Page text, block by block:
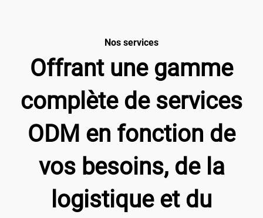
Nos services
Offrant une gamme
complète de services
ODM en fonction de
vos besoins, de la
logistique et du